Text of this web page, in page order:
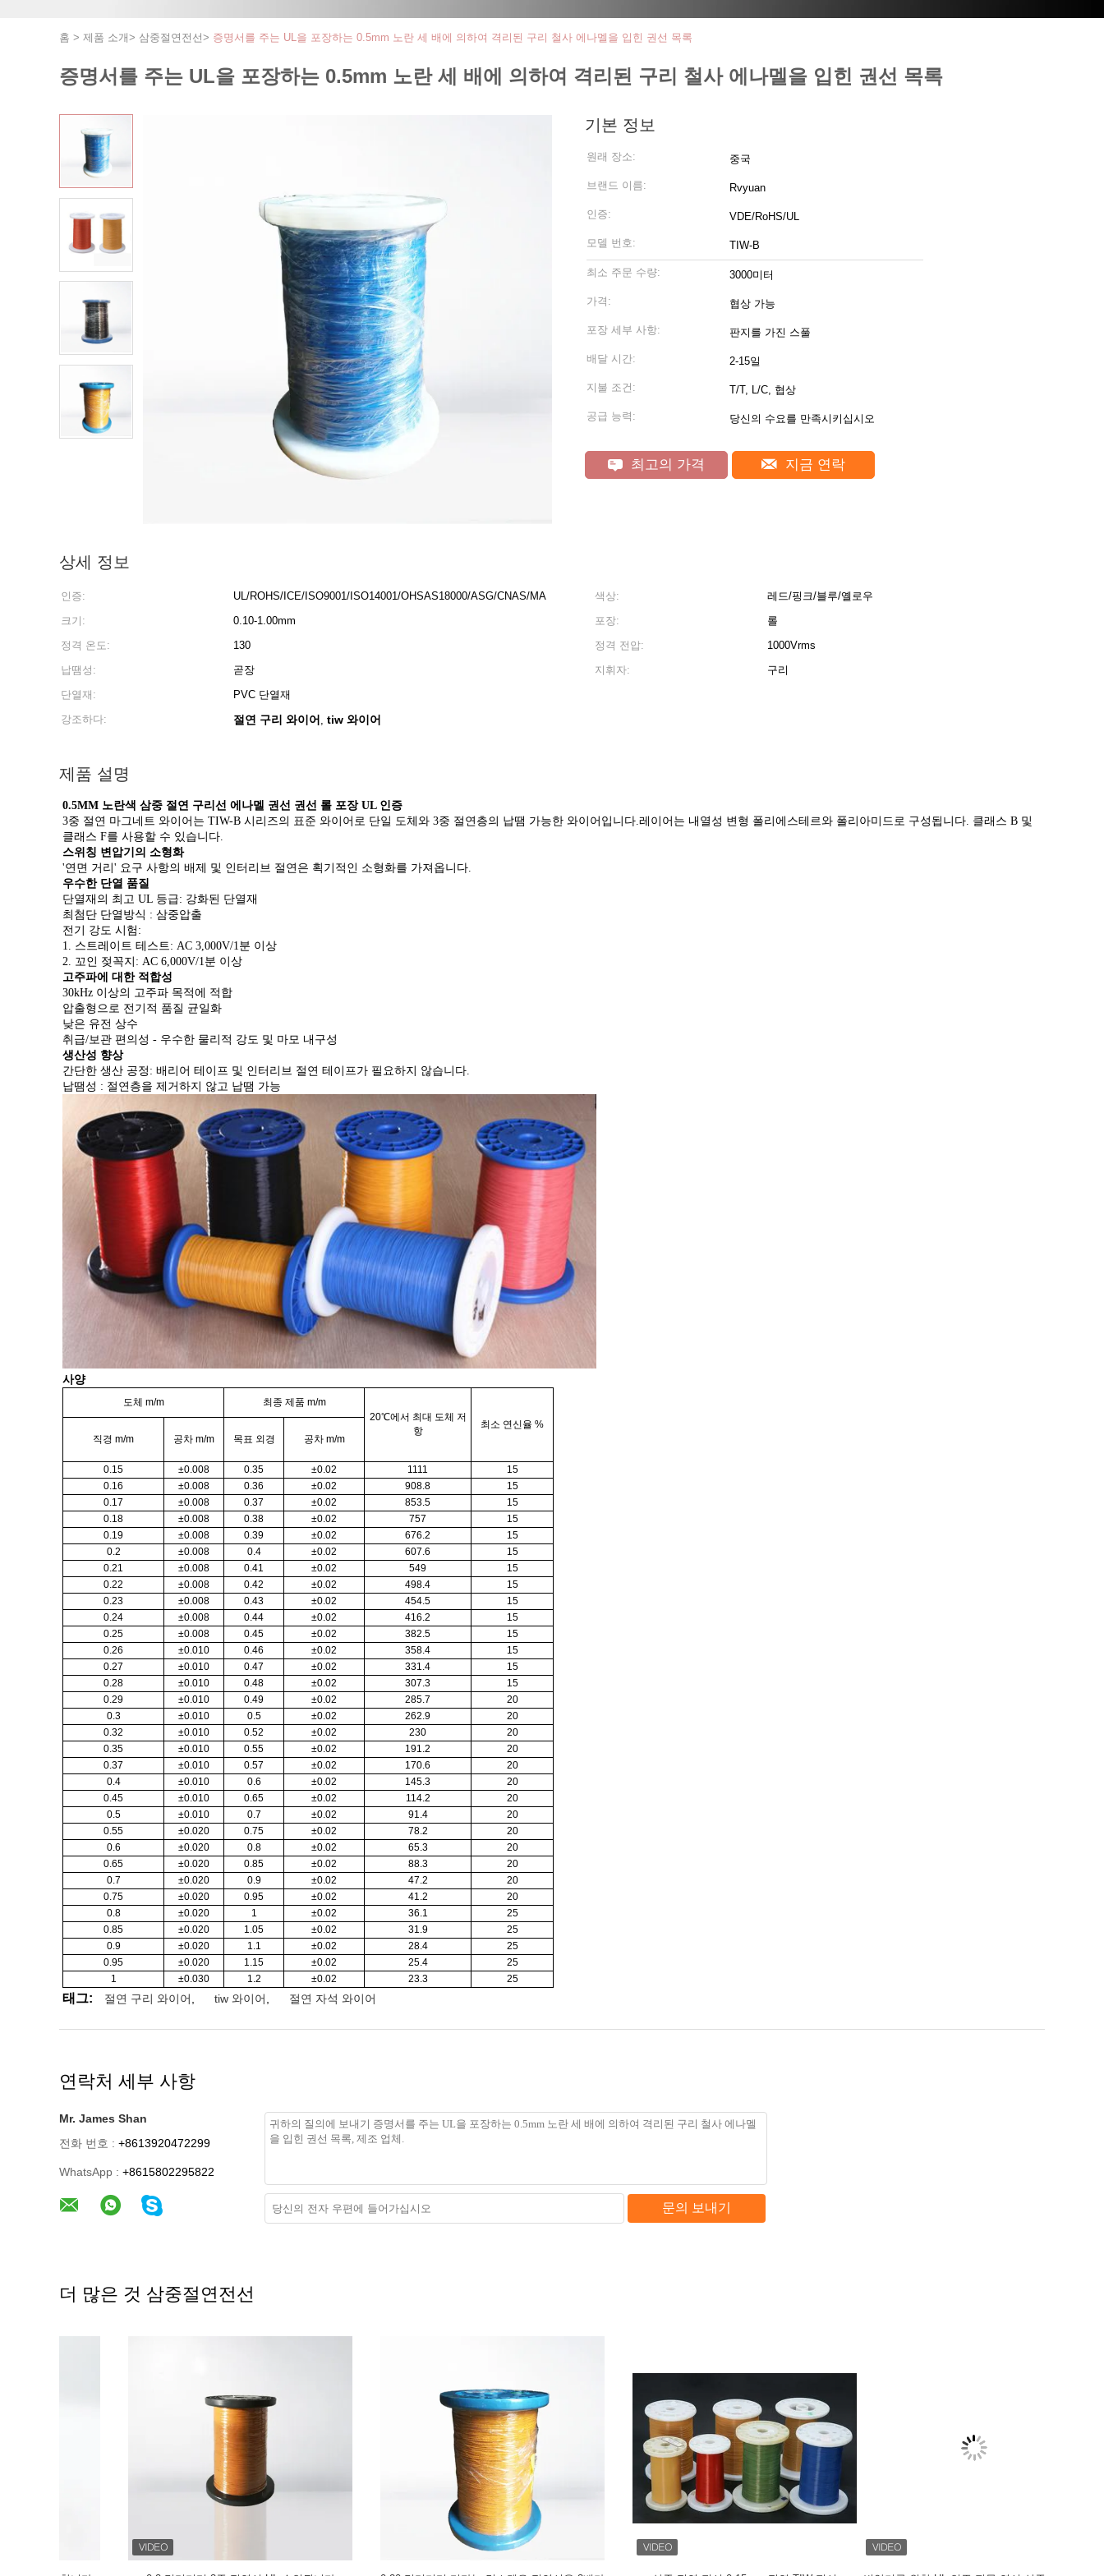
홈 > 제품 소개> 삼중절연전선> 증명서를 주는 UL을 포장하는 0.5mm 노란 세 배에 의하여 격리된 구리 철사 에나멜을 입힌 권선 목록
증명서를 주는 UL을 포장하는 0.5mm 노란 세 배에 의하여 격리된 구리 철사 에나멜을 입힌 권선 목록
기본 정보
원래 장소: 중국
브랜드 이름: Rvyuan
인증: VDE/RoHS/UL
모델 번호: TIW-B
최소 주문 수량: 3000미터
가격: 협상 가능
포장 세부 사항: 판지를 가진 스풀
배달 시간: 2-15일
지불 조건: T/T, L/C, 협상
공급 능력: 당신의 수요를 만족시키십시오
최고의 가격 지금 연락
상세 정보
인증: UL/ROHS/ICE/ISO9001/ISO14001/OHSAS18000/ASG/CNAS/MA 색상:
레드/핑크/블루/옐로우
크기:
0.10-1.00mm 포장:
롤
정격 온도:
130 정격 전압:
1000Vrms
납땜성:
곧장 지휘자:
구리
단열재:
PVC 단열재
강조하다:
절연 구리 와이어 , tiw 와이어
제품 설명
0.5MM 노란색 삼중 절연 구리선 에나멜 권선 권선 롤 포장 UL 인증
3중 절연 마그네트 와이어는 TIW-B 시리즈의 표준 와이어로 단일 도체와 3중 절연층의 납땜 가능한 와이어입니다.레이어는 내열성 변형 폴리에스테르와 폴리아미드로 구성됩니다. 클래스 B 및
클래스 F를 사용할 수 있습니다.
스위칭 변압기의 소형화
'연면 거리' 요구 사항의 배제 및 인터리브 절연은 획기적인 소형화를 가져옵니다.
우수한 단열 품질
단열재의 최고 UL 등급: 강화된 단열재
최첨단 단열방식 : 삼중압출
전기 강도 시험:
1. 스트레이트 테스트: AC 3,000V/1분 이상
2. 꼬인 젖꼭지: AC 6,000V/1분 이상
고주파에 대한 적합성
30kHz 이상의 고주파 목적에 적합
압출형으로 전기적 품질 균일화
낮은 유전 상수
취급/보관 편의성 - 우수한 물리적 강도 및 마모 내구성
생산성 향상
간단한 생산 공정: 배리어 테이프 및 인터리브 절연 테이프가 필요하지 않습니다.
납땜성 : 절연층을 제거하지 않고 납땜 가능
사양
도체 m/m
최종 제품 m/m
20℃에서 최대 도체 저
항
최소 연신율 %
직경 m/m
공차 m/m 목표 외경 공차 m/m
0.15 ±0.008 0.35 ±0.02 1111
15
0.16
±0.008 0.36 ±0.02 908.8
15
0.17
±0.008 0.37 ±0.02 853.5
15
0.18
±0.008 0.38 ±0.02 757
15
0.19
±0.008 0.39 ±0.02 676.2
15
0.2
±0.008 0.4 ±0.02 607.6
15
0.21
±0.008 0.41 ±0.02 549
15
0.22
±0.008 0.42 ±0.02 498.4
15
0.23
±0.008 0.43 ±0.02 454.5
15
0.24
±0.008 0.44 ±0.02 416.2
15
0.25
±0.008 0.45 ±0.02 382.5
15
0.26
±0.010 0.46 ±0.02 358.4
15
0.27
±0.010 0.47 ±0.02 331.4
15
0.28
±0.010 0.48 ±0.02 307.3
15
0.29
±0.010 0.49 ±0.02 285.7
20
0.3
±0.010 0.5 ±0.02 262.9
20
0.32
±0.010 0.52 ±0.02 230
20
0.35
±0.010 0.55 ±0.02 191.2
20
0.37
±0.010 0.57 ±0.02 170.6
20
0.4
±0.010 0.6 ±0.02 145.3
20
0.45
±0.010 0.65 ±0.02 114.2
20
0.5
±0.010 0.7 ±0.02 91.4
20
0.55
±0.020 0.75 ±0.02 78.2
20
0.6
±0.020 0.8 ±0.02 65.3
20
0.65
±0.020 0.85 ±0.02 88.3
20
0.7
±0.020 0.9 ±0.02 47.2
20
0.75
±0.020 0.95 ±0.02 41.2
20
0.8
±0.020 1 ±0.02 36.1
25
0.85
±0.020 1.05 ±0.02 31.9
25
0.9
±0.020 1.1 ±0.02 28.4
25
0.95
±0.020 1.15 ±0.02 25.4
25
1
±0.030 1.2 ±0.02 23.3 25
태그: 절연 구리 와이어 tiw 와이어 절연 자석 와이어
연락처 세부 사항
Mr. James Shan
전화 번호 : +8613920472299
WhatsApp : +8615802295822
문의 보내기
더 많은 것 삼중절연전선